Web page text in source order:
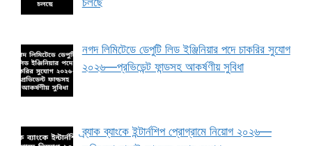
নগদ লিমিটেডে ডেপুটি লিড ইঞ্জিনিয়ার পদে চাকরির সুযোগ
২০২৬—প্রভিডেন্ট ফান্ডসহ আকর্ষণীয় সুবিধা
ব্র্যাক ব্যাংকে ইন্টার্নশিপ প্রোগ্রামে নিয়োগ ২০২৬—